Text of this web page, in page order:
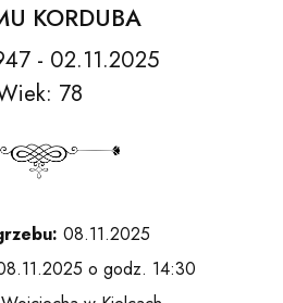
KORDUBA
- 02.11.2025
78
08.11.2025
o godz. 14:30